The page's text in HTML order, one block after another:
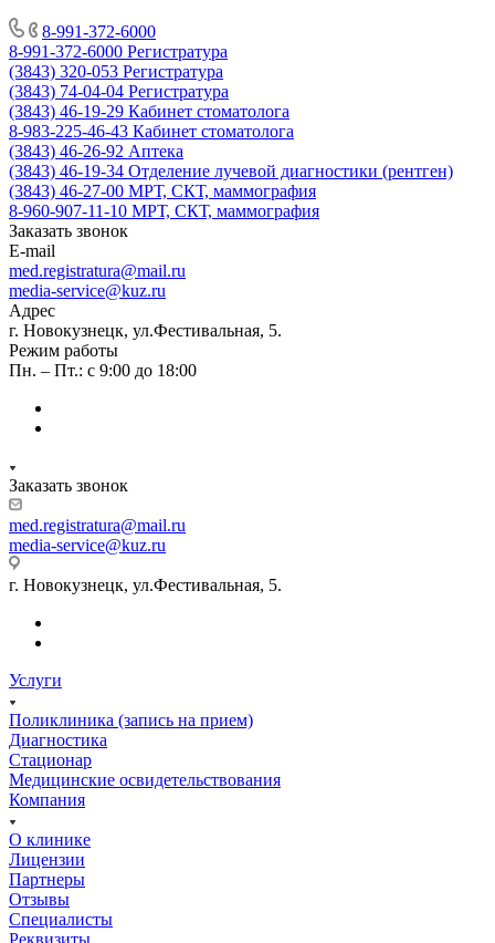
8-991-372-6000
8-991-372-6000 Регистратура
(3843) 320-053 Регистратура
(3843) 74-04-04 Регистратура
(3843) 46-19-29 Кабинет стоматолога
8-983-225-46-43 Кабинет стоматолога
(3843) 46-26-92 Аптека
(3843) 46-19-34 Отделение лучевой диагностики (рентген)
(3843) 46-27-00 МРТ, СКТ, маммография
8-960-907-11-10 МРТ, СКТ, маммография
Заказать звонок
E-mail
med.registratura@mail.ru
media-service@kuz.ru
Адрес
г. Новокузнецк, ул.Фестивальная, 5.
Режим работы
Пн. – Пт.: с 9:00 до 18:00
Заказать звонок
med.registratura@mail.ru
media-service@kuz.ru
г. Новокузнецк, ул.Фестивальная, 5.
Услуги
Поликлиника (запись на прием)
Диагностика
Стационар
Медицинские освидетельствования
Компания
О клинике
Лицензии
Партнеры
Отзывы
Специалисты
Реквизиты